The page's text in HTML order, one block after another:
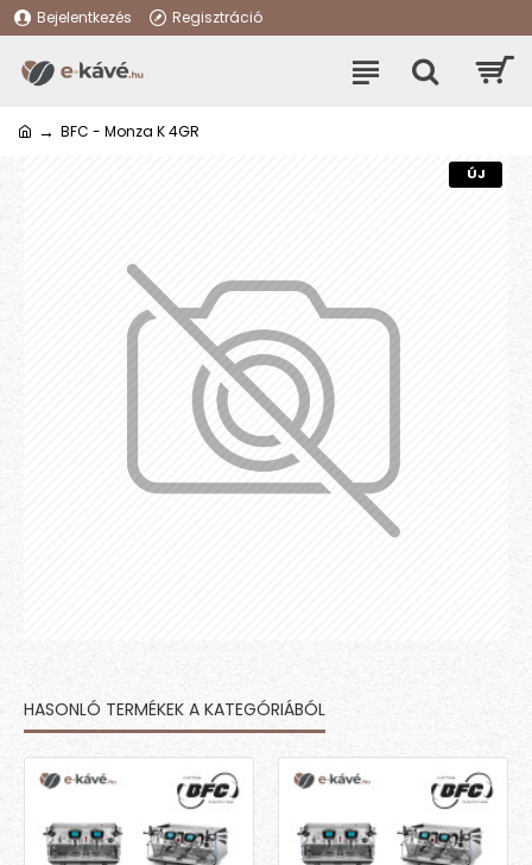
Bejelentkezés Regisztráció
BFC - Monza K 4GR
ÚJ
HASONLÓ TERMÉKEK A KATEGÓRIÁBÓL